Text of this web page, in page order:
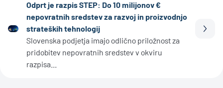
Odprt je razpis STEP: Do 10 milijonov €
nepovratnih sredstev za razvoj in proizvodnjo
strateških tehnologij
Slovenska podjetja imajo odlično priložnost za
pridobitev nepovratnih sredstev v okviru
razpisa...